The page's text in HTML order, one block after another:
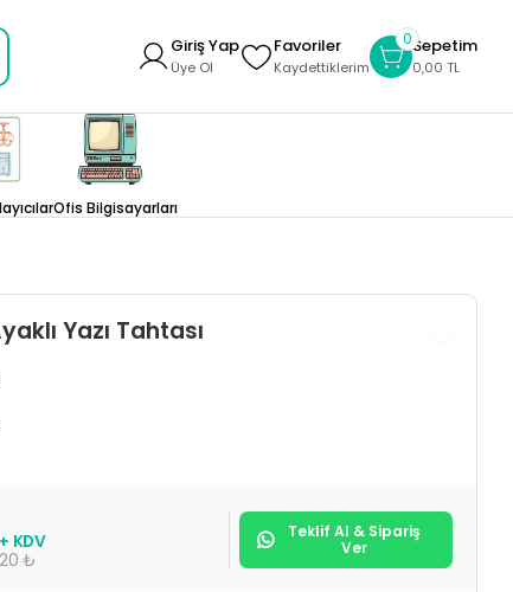
Giriş Yap
Üye Ol
Favoriler
Kaydettiklerim
0Sepetim
0,00 TL
Ofis Bilgisayarları
Yazı Tahtası
+ KDV
₺
Teklif Al & Sipariş
Ver